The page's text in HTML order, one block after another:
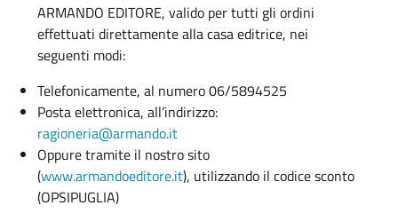
ARMANDO EDITORE, valido per tutti gli ordini
effettuati direttamente alla casa editrice, nei
seguenti modi:
Telefonicamente, al numero 06/5894525
Posta elettronica, all’indirizzo:
ragioneria@armando.it
Oppure tramite il nostro sito
(www.armandoeditore.it), utilizzando il codice sconto
(OPSIPUGLIA)